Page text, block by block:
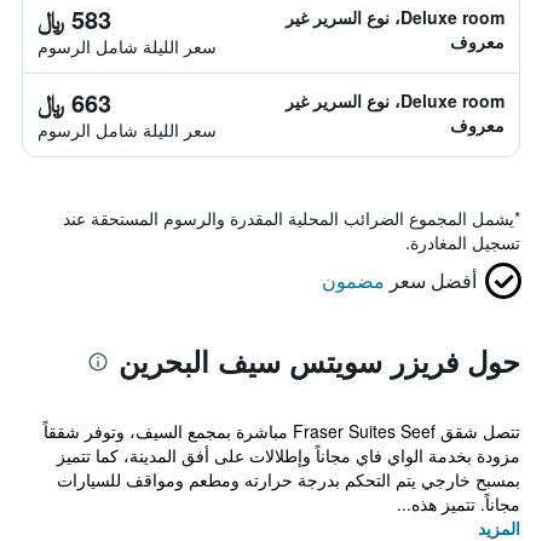
Deluxe room، نوع السرير غير
معروف
583 ﷼
سعر الليلة شامل الرسوم
Deluxe room، نوع السرير غير
معروف
663 ﷼
سعر الليلة شامل الرسوم
*يشمل المجموع الضرائب المحلية المقدرة والرسوم المستحقة عند
تسجيل المغادرة.
أفضل سعر مضمون
حول فريزر سويتس سيف البحرين
تتصل شقق Fraser Suites Seef مباشرة بمجمع السيف، وتوفر شققاً
مزودة بخدمة الواي فاي مجاناً وإطلالات على أفق المدينة، كما تتميز
بمسبح خارجي يتم التحكم بدرجة حرارته ومطعم ومواقف للسيارات
مجاناً. تتميز هذه...
المزيد